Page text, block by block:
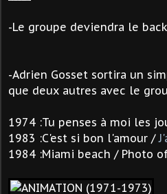
-Le groupe deviendra le
-Adrien Gosset sortira un
que deux autres avec le
1974 :Tu penses à moi les
1983 :C'est si bon l'amour /
1984 :Miami beach / Photo